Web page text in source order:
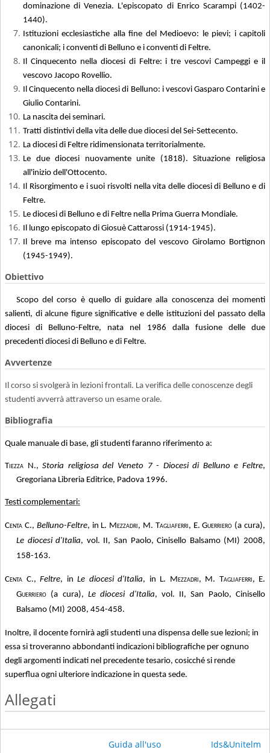
dominazione di Venezia. L'episcopato di Enrico Scarampi (1402-
1440).
Istituzioni ecclesiastiche alla fine del Medioevo: le pievi; i capitoli
canonicali; i conventi di Belluno e i conventi di Feltre.
Il Cinquecento nella diocesi di Feltre: i tre vescovi Campeggi e il
vescovo Jacopo Rovellio.
Il Cinquecento nella diocesi di Belluno: i vescovi Gasparo Contarini e
Giulio Contarini.
La nascita dei seminari.
Tratti distintivi della vita delle due diocesi del Sei-Settecento.
La diocesi di Feltre ridimensionata territorialmente.
Le due diocesi nuovamente unite (1818). Situazione religiosa
all'inizio dell'Ottocento.
Il Risorgimento e i suoi risvolti nella vita delle diocesi di Belluno e di
Feltre.
Le diocesi di Belluno e di Feltre nella Prima Guerra Mondiale.
Il lungo episcopato di Giosuè Cattarossi (1914-1945).
Il breve ma intenso episcopato del vescovo Girolamo Bortignon
(1945-1949).
Obiettivo
Scopo del corso è quello di guidare alla conoscenza dei momenti
salienti, di alcune figure significative e delle istituzioni del passato della
diocesi di Belluno-Feltre, nata nel 1986 dalla fusione delle due
precedenti diocesi di Belluno e di Feltre.
Avvertenze
Il corso si svolgerà in lezioni frontali. La verifica delle conoscenze degli
studenti avverrà attraverso un esame orale.
Bibliografia
Quale manuale di base, gli studenti faranno riferimento a:
Tiezza N.,Storia religiosa del Veneto 7 - Diocesi di Belluno e Feltre,
Gregoriana Libreria Editrice, Padova 1996.
Testi complementari:
Centa C., Belluno-Feltre, in L. Mezzadri, M. Tagliaferri, E. Guerriero (a cura),
Le diocesi d'Italia, vol. II, San Paolo, Cinisello Balsamo (MI) 2008,
158-163.
Centa C.,Feltre, inLe diocesi d'Italia, in L. Mezzadri, M. Tagliaferri, E.
Guerriero (a cura), Le diocesi d'Italia, vol. II, San Paolo, Cinisello
Balsamo (MI) 2008, 454-458.
Inoltre, il docente fornirà agli studenti una dispensa delle sue lezioni; in
essa si troveranno abbondanti indicazioni bibliografiche per ognuno
degli argomenti indicati nel precedente tesario, cosicché si rende
superflua ogni ulteriore indicazione in questa sede.
Allegati
Guida all'uso Ids&Unitelm